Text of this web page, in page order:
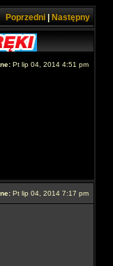
Poprzedni Następny
Pt lip 04, 2014 4:51 pm
Pt lip 04, 2014 7:17 pm